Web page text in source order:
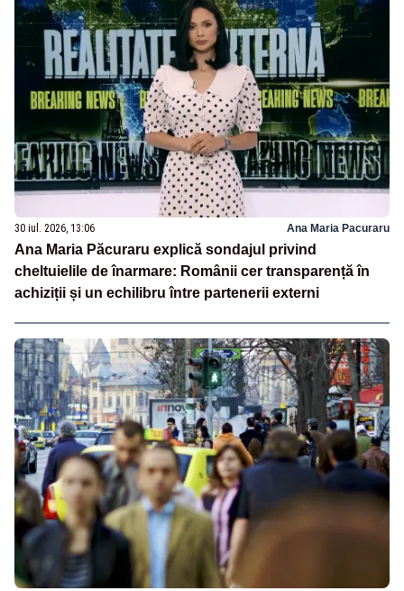
30 iul. 2026, 13:06 Ana Maria Pacuraru
Ana Maria Păcuraru explică sondajul privind
cheltuielile de înarmare: Românii cer transparență în
achiziții și un echilibru între partenerii externi